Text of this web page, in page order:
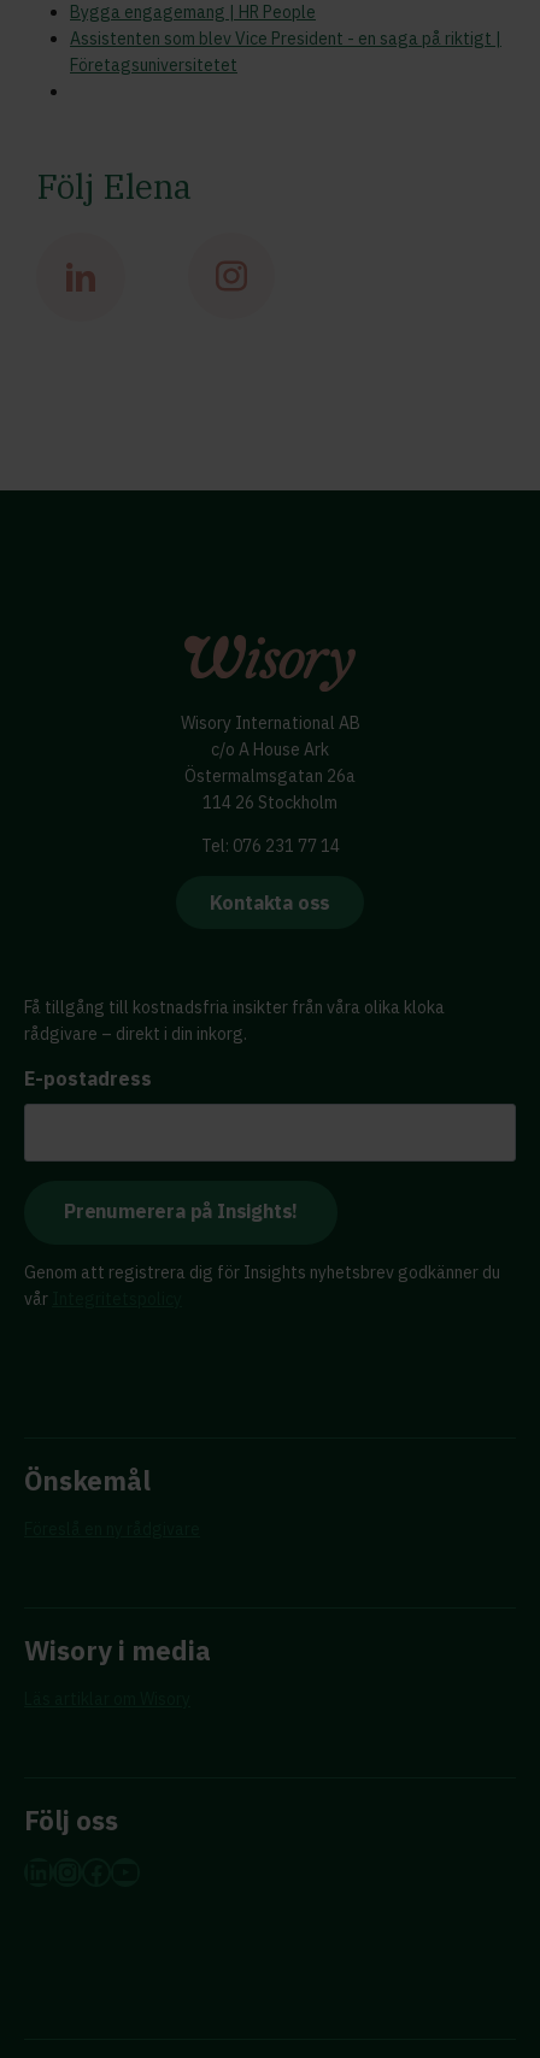
Bygga engagemang | HR People
Assistenten som blev Vice President - en saga på riktigt |
Företagsuniversitetet
Följ Elena
Wisory International AB
c/o A House Ark
Östermalmsgatan 26a
114 26 Stockholm
Tel: 076 231 77 14
Kontakta oss
Få tillgång till kostnadsfria insikter från våra olika kloka
rådgivare – direkt i din inkorg.
E-postadress
Genom att registrera dig för Insights nyhetsbrev godkänner du
vår
Önskemål
Wisory i media
Följ oss